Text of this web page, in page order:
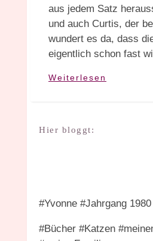
aus jedem Satz
und auch Curtis, der
wundert es da, dass
eigentlich schon fast
Weiterlesen
Hier bloggt:
#Yvonne #Jahrgang 1980
#Bücher #Katzen